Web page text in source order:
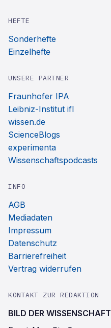
HEFTE
Sonderhefte
Einzelhefte
UNSERE PARTNER
Fraunhofer IPA
Leibniz-Institut ifl
wissen.de
ScienceBlogs
experimenta
Wissenschaftspodcasts
INFO
AGB
Mediadaten
Impressum
Datenschutz
Barrierefreiheit
Vertrag widerrufen
KONTAKT ZUR REDAKTION
BILD DER WISSENSCHAFT